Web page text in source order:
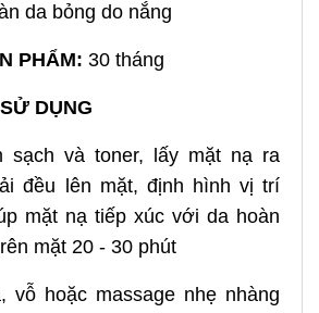
da bỏng do nắng
PHẨM: 30 tháng
DỤNG
sạch và toner, lấy mặt nạ ra
đều lên mặt, định hình vị trí
mặt nạ tiếp xúc với da hoàn
mặt 20 - 30 phút
vỗ hoặc massage nhẹ nhàng